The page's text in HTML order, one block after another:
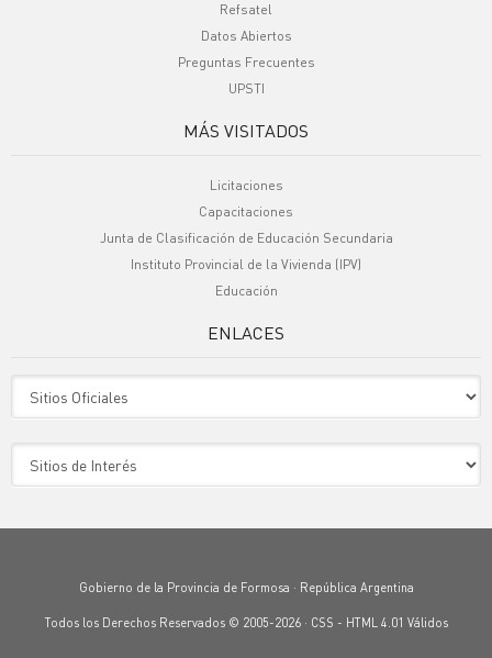
Refsatel
Datos Abiertos
Preguntas Frecuentes
UPSTI
MÁS VISITADOS
Licitaciones
Capacitaciones
Junta de Clasificación de Educación Secundaria
Instituto Provincial de la Vivienda (IPV)
Educación
ENLACES
Gobierno de la Provincia de Formosa · República Argentina
Todos los Derechos Reservados © 2005-2026 · CSS - HTML 4.01 Válidos